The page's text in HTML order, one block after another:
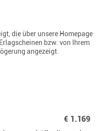
die über unsere Homepage
bzw. von Ihrem
angezeigt.
€ 1.169